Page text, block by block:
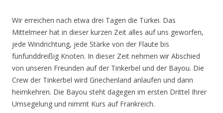
Wir erreichen nach etwa drei Tagen die Türkei. Das
Mittelmeer hat in dieser kurzen Zeit alles auf uns geworfen,
jede Windrichtung, jede Stärke von der Flaute bis
fünfunddreißig Knoten. In dieser Zeit nehmen wir Abschied
von unseren Freunden auf der Tinkerbel und der Bayou. Die
Crew der Tinkerbel wird Griechenland anlaufen und dann
heimkehren. Die Bayou steht dagegen im ersten Drittel Ihrer
Umsegelung und nimmt Kurs auf Frankreich.